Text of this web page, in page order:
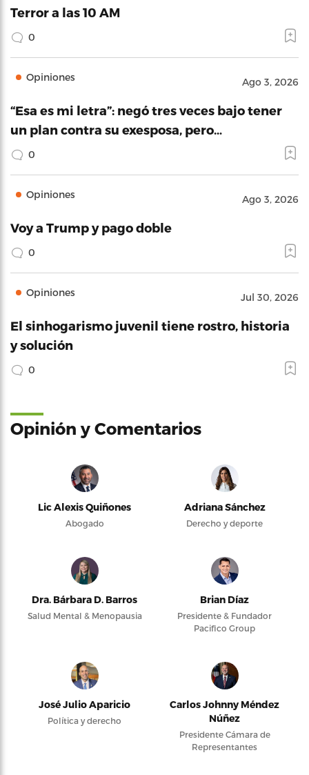
Terror a las 10 AM
0
Opiniones Ago 3, 2026
“Esa es mi letra”: negó tres veces bajo tener
un plan contra su exesposa, pero…
0
Opiniones Ago 3, 2026
Voy a Trump y pago doble
0
Opiniones Jul 30, 2026
El sinhogarismo juvenil tiene rostro, historia
y solución
0
Opinión y Comentarios
Lic Alexis Quiñones
Abogado
Adriana Sánchez
Derecho y deporte
Dra. Bárbara D. Barros
Salud Mental & Menopausia
Brian Díaz
Presidente & Fundador
Pacifico Group
José Julio Aparicio
Política y derecho
Carlos Johnny Méndez
Núñez
Presidente Cámara de
Representantes